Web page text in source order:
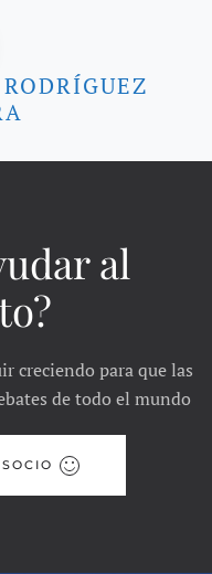
al
creciendo para que las
de todo el mundo